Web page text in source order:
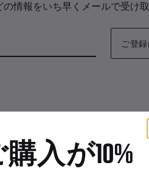
情報をいち早くメールで受け
ご登
入が10%